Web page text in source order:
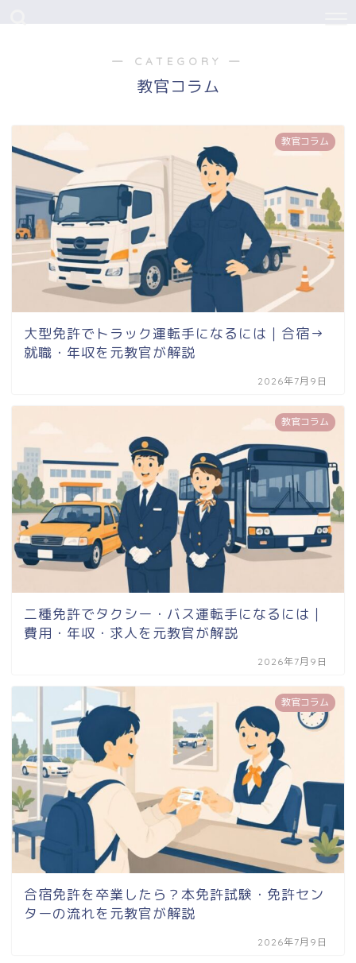
― CATEGORY ―
教官コラム
教官コラム
大型免許でトラック運転手になるには｜合宿→
就職・年収を元教官が解説
2026年7月9日
教官コラム
二種免許でタクシー・バス運転手になるには｜
費用・年収・求人を元教官が解説
2026年7月9日
教官コラム
合宿免許を卒業したら？本免許試験・免許セン
ターの流れを元教官が解説
2026年7月9日